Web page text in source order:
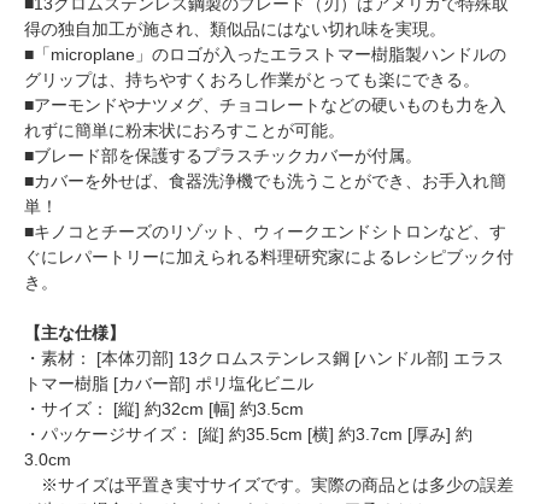
得の独自加工が施され、類似品にはない切れ味を実現。
■「microplane」のロゴが入ったエラストマー樹脂製ハンドルの
グリップは、持ちやすくおろし作業がとっても楽にできる。
■アーモンドやナツメグ、チョコレートなどの硬いものも力を入
れずに簡単に粉末状におろすことが可能。
■ブレード部を保護するプラスチックカバーが付属。
■カバーを外せば、食器洗浄機でも洗うことができ、お手入れ簡
単！
■キノコとチーズのリゾット、ウィークエンドシトロンなど、す
ぐにレパートリーに加えられる料理研究家によるレシピブック付
き。
【主な仕様】
・素材： [本体刃部] 13クロムステンレス鋼 [ハンドル部] エラス
トマー樹脂 [カバー部] ポリ塩化ビニル
・サイズ： [縦] 約32cm [幅] 約3.5cm
・パッケージサイズ： [縦] 約35.5cm [横] 約3.7cm [厚み] 約
3.0cm
※サイズは平置き実寸サイズです。実際の商品とは多少の誤差